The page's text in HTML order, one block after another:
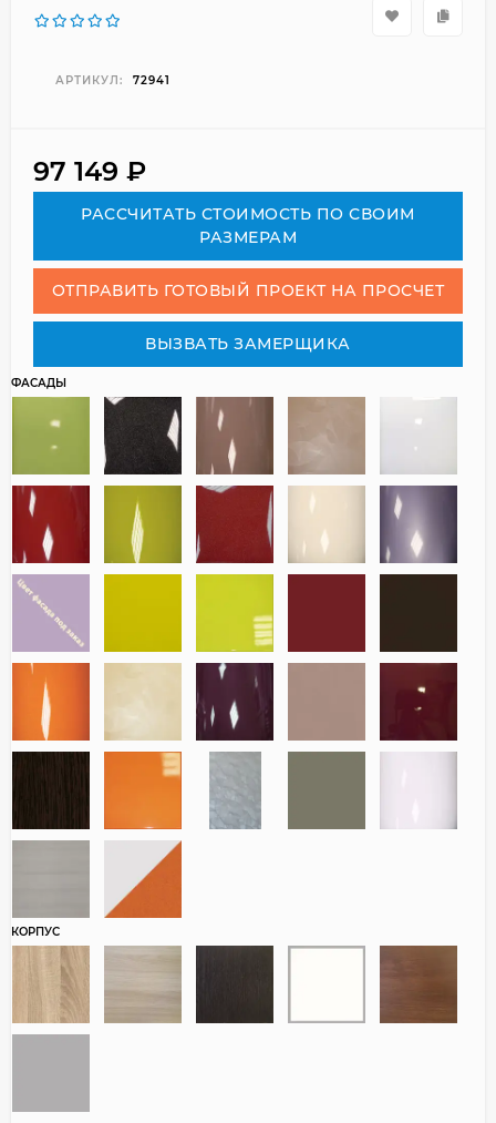
АРТИКУЛ: 72941
97 149 ₽
РАСCЧИТАТЬ СТОИМОСТЬ ПО СВОИМ
РАЗМЕРАМ
ОТПРАВИТЬ ГОТОВЫЙ ПРОЕКТ НА ПРОСЧЕТ
ВЫЗВАТЬ ЗАМЕРЩИКА
ФАСАДЫ
КОРПУС